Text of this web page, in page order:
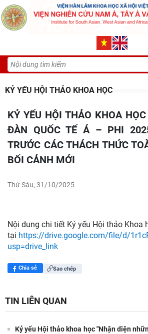
KỶ YẾU HỘI THẢO KHOA HỌC
KỶ YẾU HỘI THẢO KHOA HỌC QUỐC TẾ DIỄN
ĐÀN QUỐC TẾ Á – PHI
TRƯỚC CÁC THÁCH THỨC
BỐI CẢNH MỚI
Thứ Sáu, 31/10/2025
Nội dung chi tiết Kỷ yếu Hội thảo Khoa
tại https://drive.google.com/file/d/
usp=drive_link
Chia sẻ Sao chép
TIN LIÊN QUAN
Kỷ yếu Hội thảo khoa học "Nhận diện